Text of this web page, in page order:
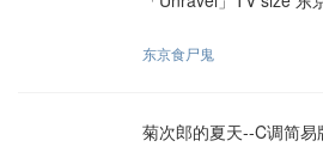
东京食尸鬼
菊次郎的夏天--C调简易